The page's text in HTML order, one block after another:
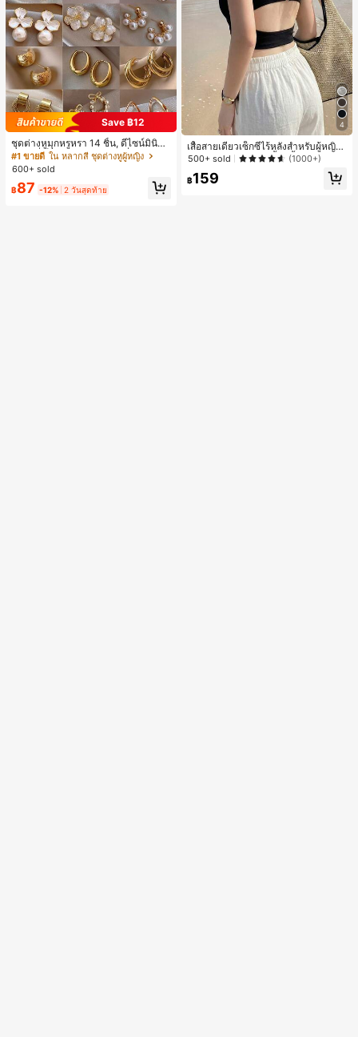
Save ฿12
ชุดต่างหูมุกหรูหรา 14 ชิ้น, ดีไซน์มินิมอ
ลใหม่ที่เป็นเอกลักษณ์ ต่างหูที่สง่างาม
สำหรับผู้หญิง, ของขวัญสำหรับเธอ
#1 ขายดี ใน หลากสี ชุดต่างหูผู้หญิง
600+ sold
฿87 -12% 2 วันสุดท้าย
4
เสื้อสายเดี่ยวเซ็กซี่ไร้หลังสำหรับผู้หญิง
พร้อมบราแบบมีฟองน้ำ, เสื้อกล้ามแขน
500+ sold (1000+)
฿159